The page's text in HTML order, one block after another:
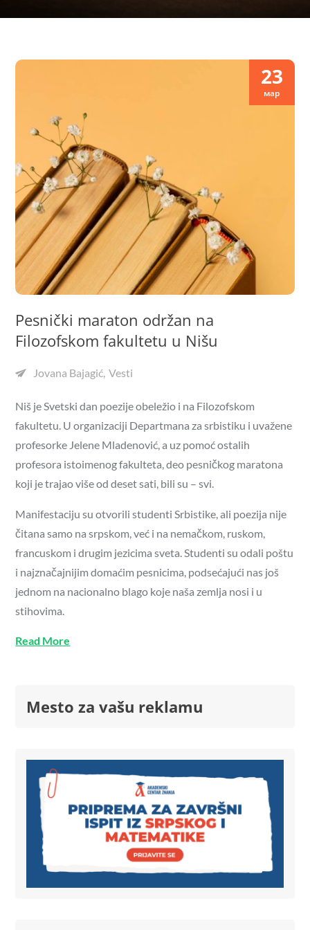
23
мар
Pesnički maraton održan na
Filozofskom fakultetu u Nišu
Jovana Bajagić Vesti
Niš je Svetski dan poezije obeležio i na Filozofskom
fakultetu. U organizaciji Departmana za srbistiku i uvažene
profesorke Jelene Mladenović, a uz pomoć ostalih
profesora istoimenog fakulteta, deo pesničkog maratona
koji je trajao više od deset sati, bili su – svi.
Manifestaciju su otvorili studenti Srbistike, ali poezija nije
čitana samo na srpskom, već i na nemačkom, ruskom,
francuskom i drugim jezicima sveta. Studenti su odali poštu
i najznačajnijim domaćim pesnicima, podsećajući nas još
jednom na nacionalno blago koje naša zemlja nosi i u
stihovima.
Read More
Mesto za vašu reklamu